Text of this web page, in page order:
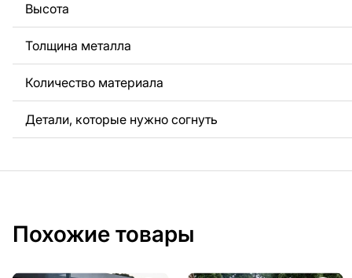
Высота
Толщина металла
Количество материала
Детали, которые нужно согнуть
Похожие товары